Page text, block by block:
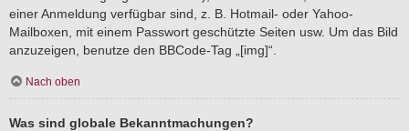
einer Anmeldung verfügbar sind, z. B. Hotmail- oder Yahoo-
Mailboxen, mit einem Passwort geschützte Seiten usw. Um das Bild
anzuzeigen, benutze den BBCode-Tag „[img]“.
Nach oben
Was sind globale Bekanntmachungen?